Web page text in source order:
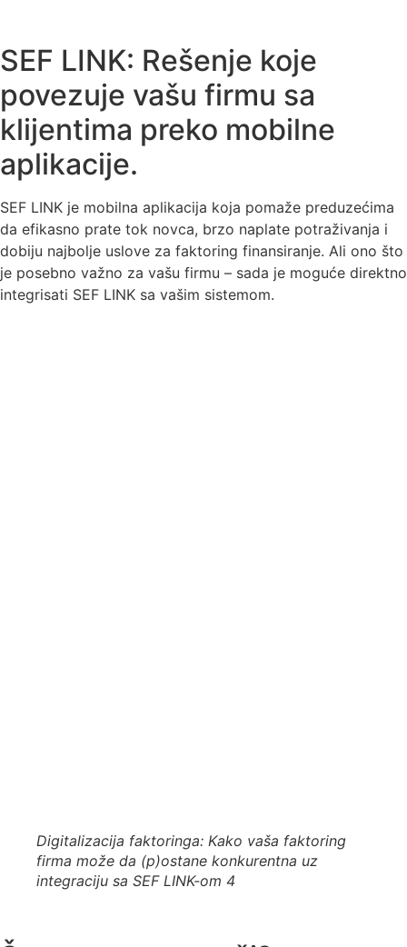
SEF LINK: Rešenje koje
povezuje vašu firmu sa
klijentima preko mobilne
aplikacije.
SEF LINK je mobilna aplikacija koja pomaže preduzećima
da efikasno prate tok novca, brzo naplate potraživanja i
dobiju najbolje uslove za faktoring finansiranje. Ali ono što
je posebno važno za vašu firmu – sada je moguće direktno
integrisati SEF LINK sa vašim sistemom.
Digitalizacija faktoringa: Kako vaša faktoring
firma može da (p)ostane konkurentna uz
integraciju sa SEF LINK-om 4